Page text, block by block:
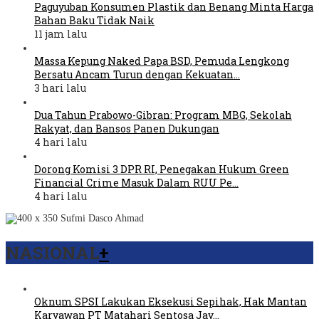
Paguyuban Konsumen Plastik dan Benang Minta Harga
Bahan Baku Tidak Naik
11 jam lalu
Massa Kepung Naked Papa BSD, Pemuda Lengkong
Bersatu Ancam Turun dengan Kekuatan…
3 hari lalu
Dua Tahun Prabowo-Gibran: Program MBG, Sekolah
Rakyat, dan Bansos Panen Dukungan
4 hari lalu
Dorong Komisi 3 DPR RI, Penegakan Hukum Green
Financial Crime Masuk Dalam RUU Pe…
4 hari lalu
NASIONAL+
Oknum SPSI Lakukan Eksekusi Sepihak, Hak Mantan
Karyawan PT Matahari Sentosa Jay…